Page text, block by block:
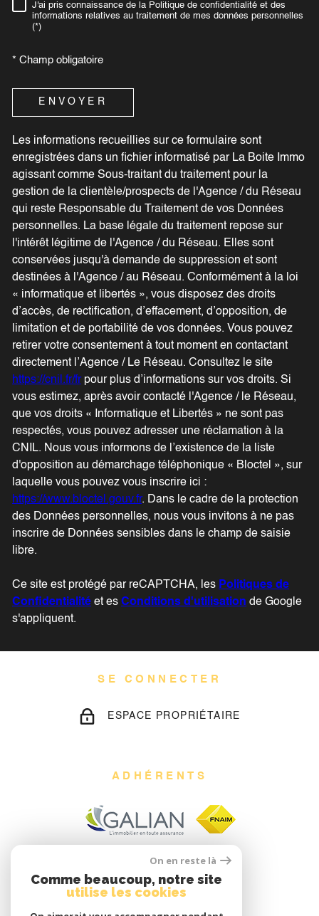
RÈGLEMENTATION
J'ai pris connaissance de la Politique de confidentialité et des
informations relatives au traitement de mes données personnelles
(*)
* Champ obligatoire
ENVOYER
Les informations recueillies sur ce formulaire sont
enregistrées dans un fichier informatisé par La Boite Immo
agissant comme Sous-traitant du traitement pour la
gestion de la clientèle/prospects de l'Agence / du Réseau
qui reste Responsable du Traitement de vos Données
personnelles. La base légale du traitement repose sur
l'intérêt légitime de l'Agence / du Réseau. Elles sont
conservées jusqu'à demande de suppression et sont
destinées à l'Agence / au Réseau. Conformément à la loi
« informatique et libertés », vous disposez des droits
d’accès, de rectification, d’effacement, d’opposition, de
limitation et de portabilité de vos données. Vous pouvez
retirer votre consentement à tout moment en contactant
directement l’Agence / Le Réseau. Consultez le site
https://cnil.fr/frpour plus d’informations sur vos droits. Si
vous estimez, après avoir contacté l'Agence / le Réseau,
que vos droits « Informatique et Libertés » ne sont pas
respectés, vous pouvez adresser une réclamation à la
CNIL. Nous vous informons de l’existence de la liste
d'opposition au démarchage téléphonique « Bloctel », sur
laquelle vous pouvez vous inscrire ici :
https://www.bloctel.gouv.fr. Dans le cadre de la protection
des Données personnelles, nous vous invitons à ne pas
inscrire de Données sensibles dans le champ de saisie
libre.
Ce site est protégé par reCAPTCHA, les Politiques de
Confidentialité et es Conditions d'utilisation de Google
s'appliquent.
SE CONNECTER
ESPACE PROPRIÉTAIRE
ADHÉRENTS
On en reste là
Comme beaucoup, notre site
utilise les cookies